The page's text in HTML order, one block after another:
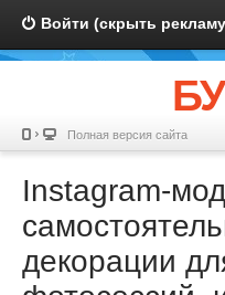
Войти (скрыть
Полная версия сайта
Instagram-
декорации